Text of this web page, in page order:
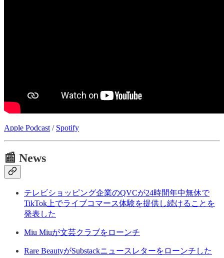
Apple Podcast / Spotify
📰 News
テレビショッピング企業のQVCが24時間年中無休で
TikTok上でライブコマース体験を提供し続けることを
発表した
Miu Miuが文芸クラブをローンチ
Rare BeautyがSubstackニュースレターをローンチした